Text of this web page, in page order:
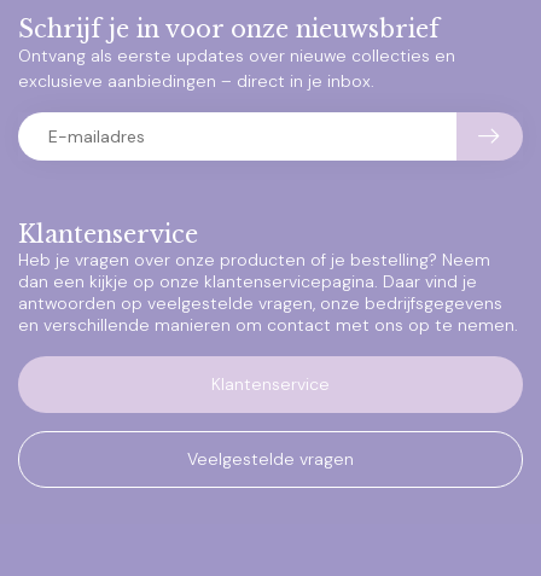
Klantenservice
Heb je vragen over onze producten of je bestelling? Neem
dan een kijkje op onze klantenservicepagina. Daar vind je
antwoorden op veelgestelde vragen, onze bedrijfsgegevens
en verschillende manieren om contact met ons op te nemen.
Klantenservice
Veelgestelde vragen
Schrijf je in voor onze nieuwsbrief
Ontvang als eerste updates over nieuwe collecties en
exclusieve aanbiedingen – direct in je inbox.